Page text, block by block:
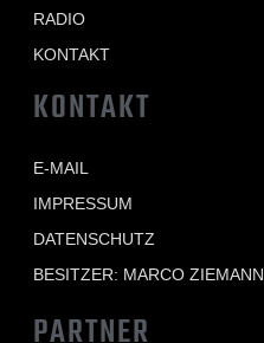
RADIO
KONTAKT
KONTAKT
E-MAIL
IMPRESSUM
DATENSCHUTZ
BESITZER: MARCO ZIEMANN